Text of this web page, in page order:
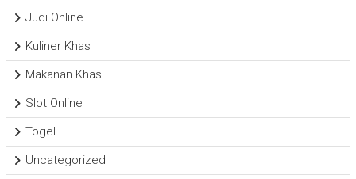
Judi Online
Kuliner Khas
Makanan Khas
Slot Online
Togel
Uncategorized